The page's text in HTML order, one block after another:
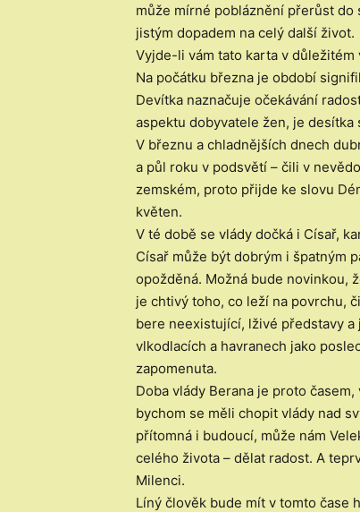
může mírné pobláznění přerůst
jistým dopadem na celý další život.
Vyjde-li vám tato karta v
Na počátku března je období
Devítka naznačuje očekávání
aspektu dobyvatele žen, je
V březnu a chladnějších dnech
a půl roku v podsvětí – čili v
zemském, proto přijde ke slovu
květen.
V té době se vlády dočká i Císař,
Císař může být dobrým i špatným
opožděná. Možná bude novinkou,
je chtivý toho, co leží na povrchu,
bere neexistující, lživé představy a
vlkodlacích a havranech jako
zapomenuta.
Doba vlády Berana je proto
bychom se měli chopit vlády nad
přítomná i budoucí, může nám
celého života – dělat radost. A
Milenci.
Líný člověk bude mít v tomto čase